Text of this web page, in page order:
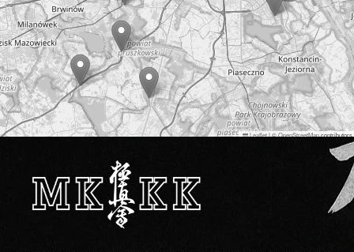
Leaflet|©OpenStreetMapcontributors